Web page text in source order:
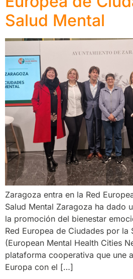
Salud Mental
Zaragoza entra en la Red
Salud Mental Zaragoza ha dado
la promoción del bienestar
Red Europea de Ciudades por la
(European Mental Health Cities
plataforma cooperativa que une
Europa con el […]